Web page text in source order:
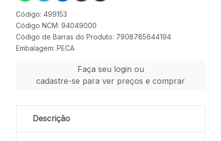
Código: 499153
Código NCM: 94049000
Código de Barras do Produto: 7908785644194
Embalagem: PECA
Faça seu login ou
cadastre-se para ver preços e comprar
Descrição